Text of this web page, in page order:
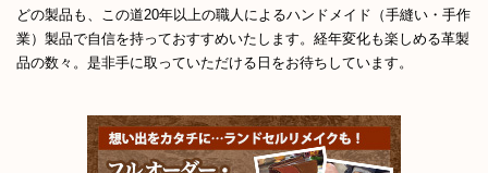
どの製品も、この道20年以上の職人によるハンドメイド（手縫い・手作
業）製品で自信を持っておすすめいたします。経年変化も楽しめる革製
品の数々。是非手に取っていただける日をお待ちしています。